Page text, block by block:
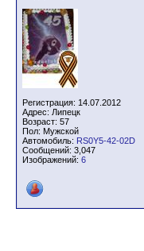
Регистрация: 14.07.2012
Адрес: Липецк
Возраст: 57
Пол: Мужской
Автомобиль: RS0Y5-42-02D
Сообщений: 3,047
Изображений: 6